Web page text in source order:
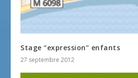
Stage “expression” enfants
27 septembre 2012